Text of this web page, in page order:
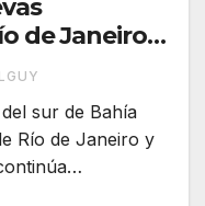
de Janeiro y
sur de Bahía
Río de Janeiro y